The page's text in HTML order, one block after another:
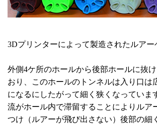
3Dプリンターによって製造されたルアー
外側4ケ所のホールから後部ホールに抜
おり、このホールのトンネルは入り口は
になるにしたがって細く狭くなっていま
流がホール内で滞留することによりルア
つけ（ルアーが飛び出さない）後部の細